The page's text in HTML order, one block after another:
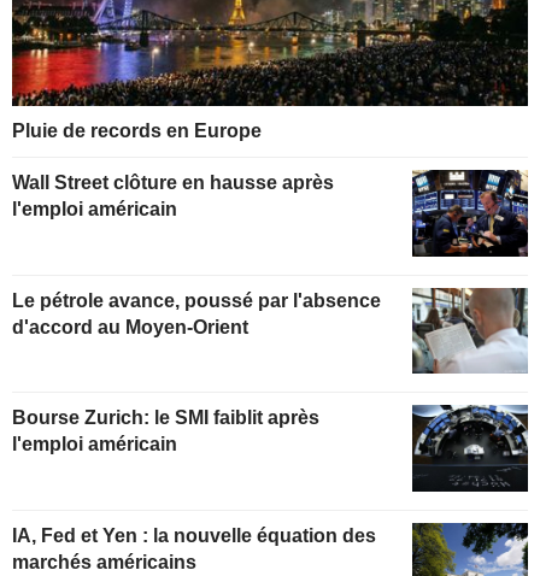
Pluie de records en Europe
Wall Street clôture en hausse après
l'emploi américain
Le pétrole avance, poussé par l'absence
d'accord au Moyen-Orient
Bourse Zurich: le SMI faiblit après
l'emploi américain
IA, Fed et Yen : la nouvelle équation des
marchés américains